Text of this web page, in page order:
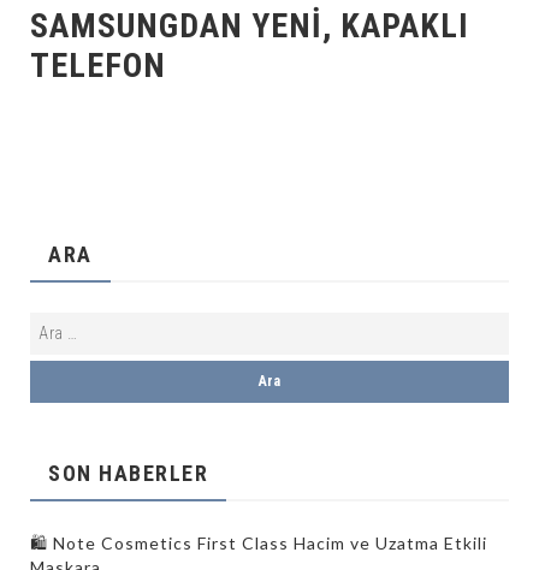
SAMSUNGDAN YENI, KAPAKLI
TELEFON
ARA
SON HABERLER
🛍️ Note Cosmetics First Class Hacim ve Uzatma Etkili